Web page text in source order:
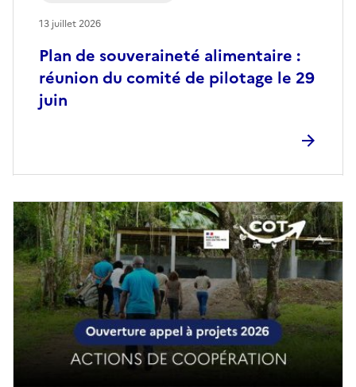
Plan de souveraineté alimentaire :
réunion du comité de pilotage le 29
juin
13 juillet 2026